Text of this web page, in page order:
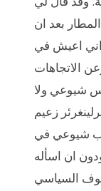
بعد ان
اعيش في
الاتجاهات
شيوعي ولا
زعيم
شيوعي في
ان اسأله
السياسي